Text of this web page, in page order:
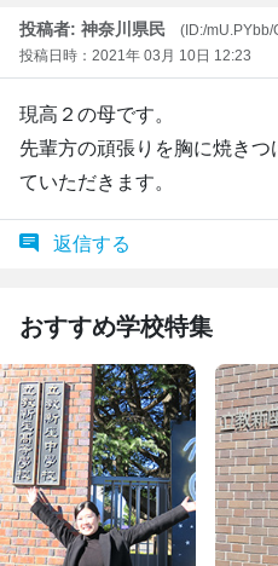
投稿者: 神奈川県民
(ID:/mU.PYbb/
投稿日時：2021年 03月 10日 12:23
現高２の母です。
先輩方の頑張りを胸に焼き
ていただきます。
返信する
おすすめ学校特集